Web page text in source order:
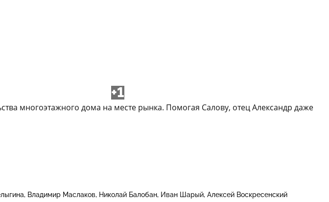
+1
многоэтажного дома на месте рынка. Помогая Салову, отец Александр даже
Владимир Маслаков Николай Балобан Иван Шарый Алексей Воскресенский